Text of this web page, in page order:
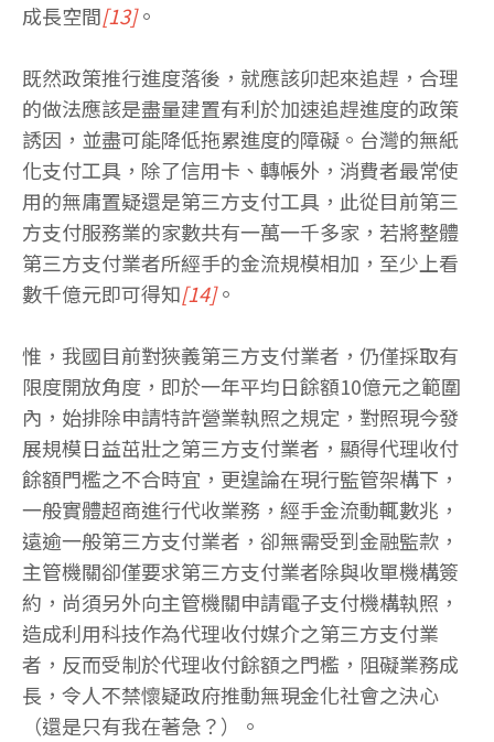
成長空間[13]。
既然政策推行進度落後，就應該卯起來追趕，合理
的做法應該是盡量建置有利於加速追趕進度的政策
誘因，並盡可能降低拖累進度的障礙。台灣的無紙
化支付工具，除了信用卡、轉帳外，消費者最常使
用的無庸置疑還是第三方支付工具，此從目前第三
方支付服務業的家數共有一萬一千多家，若將整體
第三方支付業者所經手的金流規模相加，至少上看
數千億元即可得知[14]。
惟，我國目前對狹義第三方支付業者，仍僅採取有
限度開放角度，即於一年平均日餘額10億元之範圍
內，始排除申請特許營業執照之規定，對照現今發
展規模日益茁壯之第三方支付業者，顯得代理收付
餘額門檻之不合時宜，更遑論在現行監管架構下，
一般實體超商進行代收業務，經手金流動輒數兆，
遠逾一般第三方支付業者，卻無需受到金融監款，
主管機關卻僅要求第三方支付業者除與收單機構簽
約，尚須另外向主管機關申請電子支付機構執照，
造成利用科技作為代理收付媒介之第三方支付業
者，反而受制於代理收付餘額之門檻，阻礙業務成
長，令人不禁懷疑政府推動無現金化社會之決心
（還是只有我在著急？）。